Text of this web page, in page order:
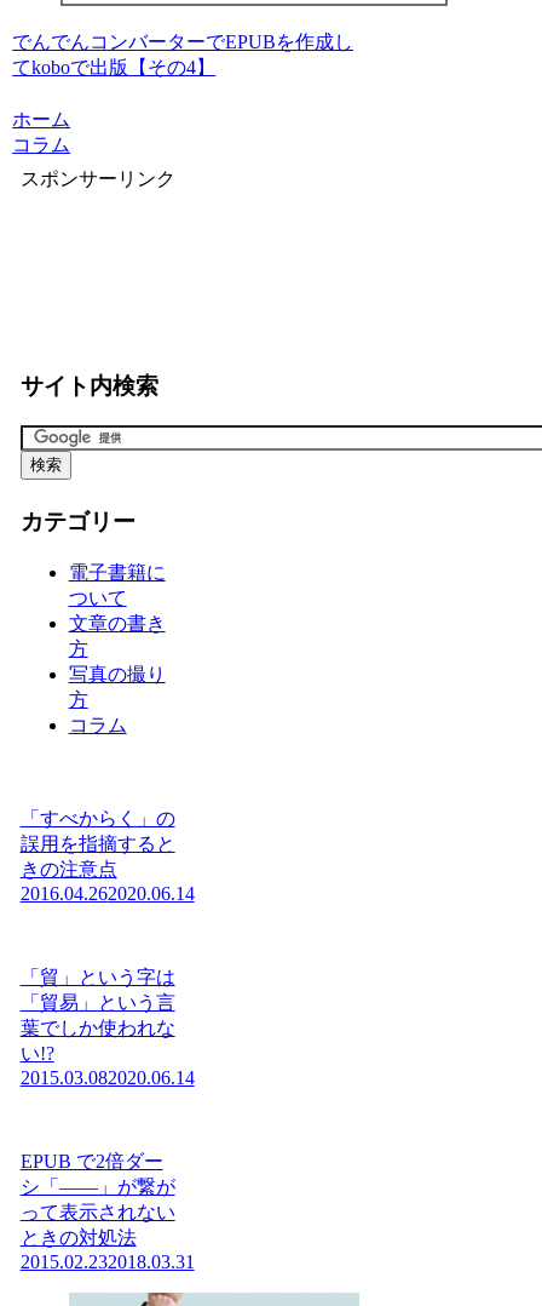
でんでんコンバーターでEPUBを作成し
てkoboで出版【その4】
ホーム
コラム
スポンサーリンク
サイト内検索
カテゴリー
電子書籍に
ついて
文章の書き
方
写真の撮り
方
コラム
「すべからく」の
誤用を指摘すると
きの注意点
2016.04.262020.06.14
「貿」という字は
「貿易」という言
葉でしか使われな
い!?
2015.03.082020.06.14
EPUB で2倍ダー
シ「——」が繋が
って表示されない
ときの対処法
2015.02.232018.03.31